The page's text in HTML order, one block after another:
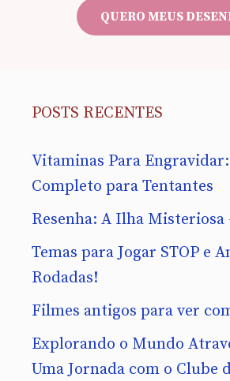
mail
QUERO MEUS
POSTS RECENTES
Vitaminas Para
Completo para Tentantes
Resenha: A Ilha Misteriosa
Temas para Jogar STOP e
Rodadas!
Filmes antigos para ver
Explorando o Mundo
Uma Jornada com o Clube